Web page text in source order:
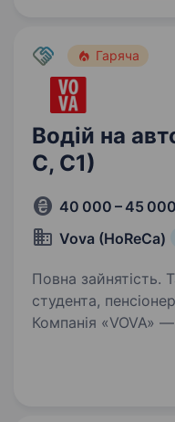
Гаряча
Водій на
С, С1)
40 000 – 45
Vova (HoReCa)
Повна зайнятість.
студента,
Компанія «VOVA»